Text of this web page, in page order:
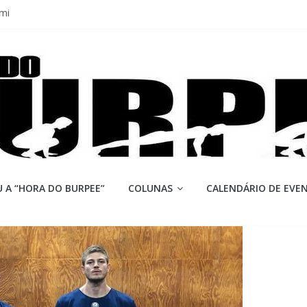
aquém no Games
A “HORA DO BURPEE” COLUNAS CALENDÁRIO DE